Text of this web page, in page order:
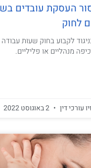
העסקת עובדים
לחוק
לקבוע בחוק שעות עבודה
מנהליים או פליליים.
עורכי דין